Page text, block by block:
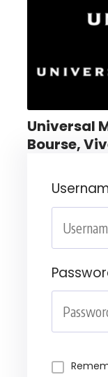
Universal
Bourse,